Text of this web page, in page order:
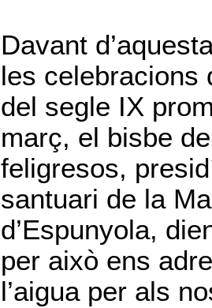
Davant
les celebracions
del segle IX
març, el bisbe
feligresos,
santuari de la
d’Espunyola,
per això ens
l’aigua per als